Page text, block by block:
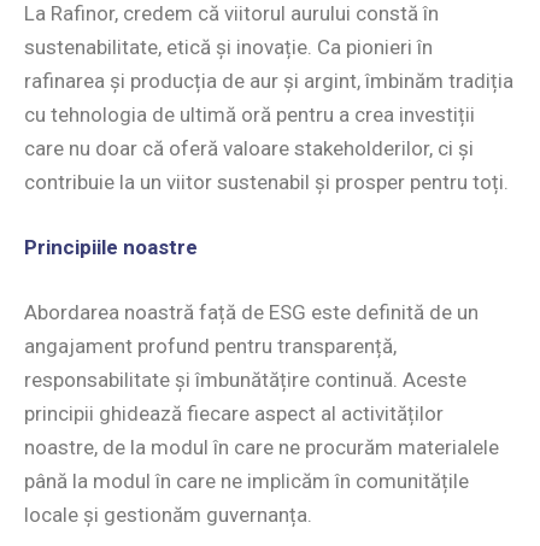
La Rafinor, credem că viitorul aurului constă în
sustenabilitate, etică și inovație. Ca pionieri în
rafinarea și producția de aur și argint, îmbinăm tradiția
cu tehnologia de ultimă oră pentru a crea investiții
care nu doar că oferă valoare stakeholderilor, ci și
contribuie la un viitor sustenabil și prosper pentru toți.
Principiile noastre
Abordarea noastră față de ESG este definită de un
angajament profund pentru transparență,
responsabilitate și îmbunătățire continuă. Aceste
principii ghidează fiecare aspect al activităților
noastre, de la modul în care ne procurăm materialele
până la modul în care ne implicăm în comunitățile
locale și gestionăm guvernanța.